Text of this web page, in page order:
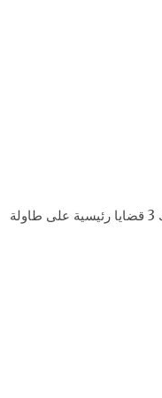
قال الدكتور صلاح ختلة، القيادي في حركة فتح الفلسطينية، إن 12 قياديا في حركتي فتح وحماس يجتمعون في القاهرة لبحث تطبيق المصالحة وهناك 3 قضايا رئيسية على طاولة